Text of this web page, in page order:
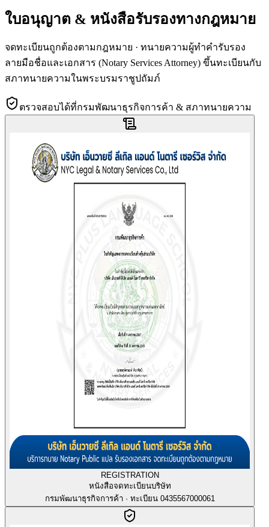
ใบอนุญาต & หนังสือรับรองทางกฎหมาย
จดทะเบียนถูกต้องตามกฎหมาย · ทนายความผู้ทำคำรับรอง
ลายมือชื่อและเอกสาร (Notary Services Attorney) ขึ้นทะเบียนกับ
สภาทนายความในพระบรมราชูปถัมภ์
ตรวจสอบได้ที่กรมพัฒนาธุรกิจการค้า & สภาทนายความ
REGISTRATION
หนังสือจดทะเบียนบริษัท
กรมพัฒนาธุรกิจการค้า · ทะเบียน 0435567000061